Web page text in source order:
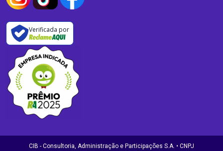
Verificada por
CIB - Consultoria, Administração e Participações S.A. • CNPJ